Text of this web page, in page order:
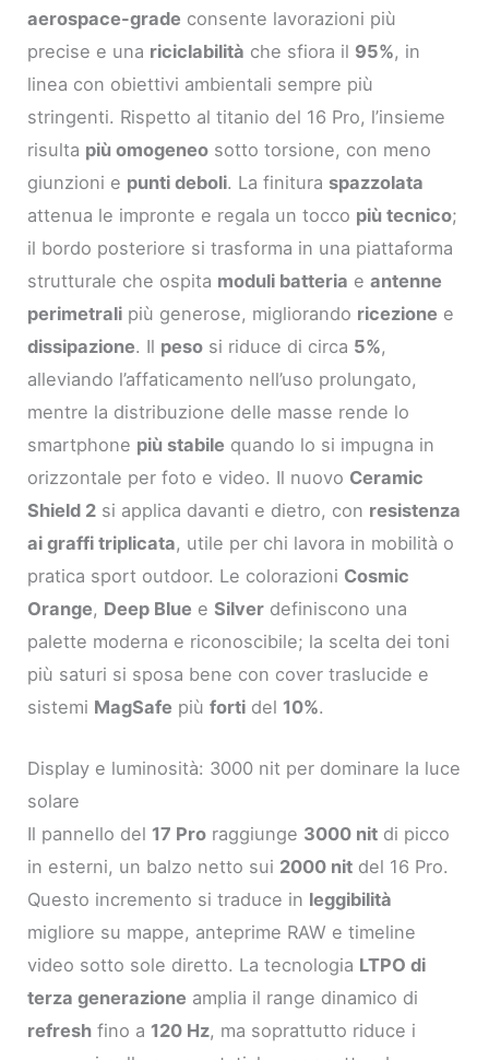
aerospace-grade consente lavorazioni più
precise e una riciclabilità che sfiora il 95%, in
linea con obiettivi ambientali sempre più
stringenti. Rispetto al titanio del 16 Pro, l’insieme
risulta più omogeneo sotto torsione, con meno
giunzioni e punti deboli. La finitura spazzolata
attenua le impronte e regala un tocco più tecnico;
il bordo posteriore si trasforma in una piattaforma
strutturale che ospita moduli batteria eantenne
perimetrali più generose, migliorando ricezione e
dissipazione. Il peso si riduce di circa 5%,
alleviando l’affaticamento nell’uso prolungato,
mentre la distribuzione delle masse rende lo
smartphone più stabile quando lo si impugna in
orizzontale per foto e video. Il nuovo Ceramic
Shield 2 si applica davanti e dietro, con resistenza
ai graffi triplicata, utile per chi lavora in mobilità o
pratica sport outdoor. Le colorazioni Cosmic
Orange, Deep Blue eSilver definiscono una
palette moderna e riconoscibile; la scelta dei toni
più saturi si sposa bene con cover traslucide e
sistemi MagSafe piùforti del 10%.
Display e luminosità: 3000 nit per dominare la luce
solare
Il pannello del 17 Pro raggiunge 3000 nit di picco
in esterni, un balzo netto sui 2000 nit del 16 Pro.
Questo incremento si traduce in leggibilità
migliore su mappe, anteprime RAW e timeline
video sotto sole diretto. La tecnologia LTPO di
terza generazione amplia il range dinamico di
refresh fino a 120 Hz, ma soprattutto riduce i